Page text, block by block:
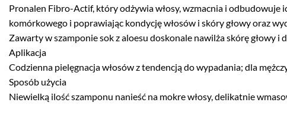
Pronalen Fibro-Actif, który odżywia włosy, wzmacnia i
komórkowego i poprawiając kondycję włosów i skóry głowy oraz
Zawarty w szamponie sok z aloesu doskonale nawilża skórę głowy i
Aplikacja
Codzienna pielęgnacja włosów z tendencją do wypadania; dla
Sposób użycia
Niewielką ilość szamponu nanieść na mokre włosy, delikatnie